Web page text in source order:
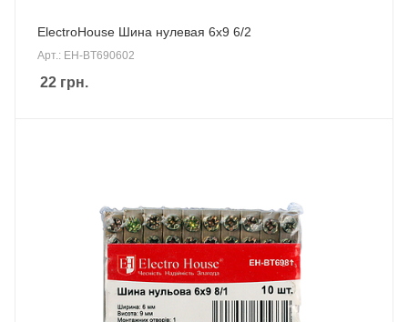
ElectroHouse Шина нулевая 6х9 6/2
Арт.: EH-BT690602
22 грн.